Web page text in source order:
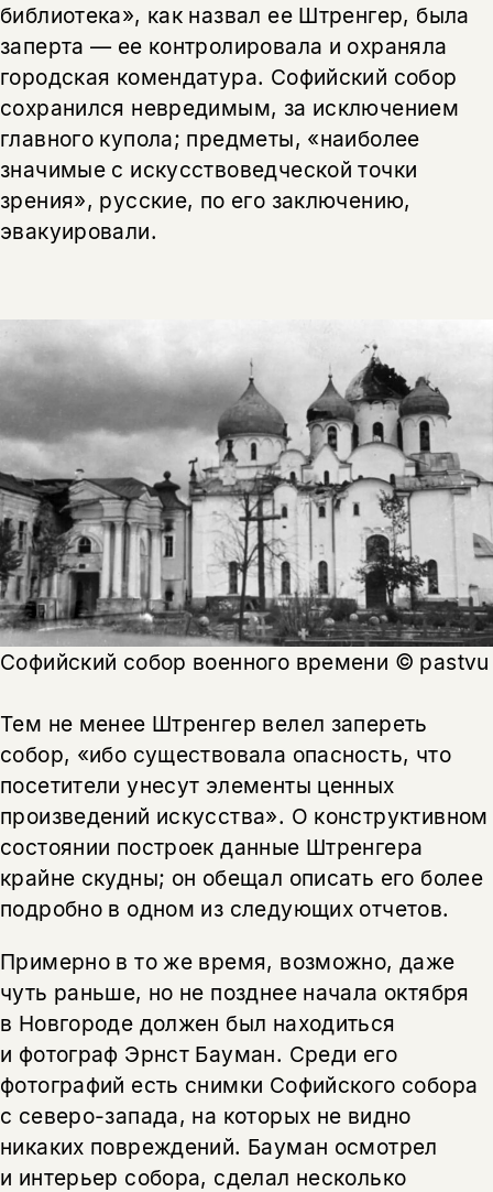
библиотека», как назвал ее Штренгер, была
заперта — ее контролировала и охраняла
городская комендатура. Софийский собор
сохранился невредимым, за исключением
главного купола; предметы, «наиболее
значимые с искусствоведческой точки
зрения», русские, по его заключению,
эвакуировали.
Софийский собор военного времени © pastvu
Тем не менее Штренгер велел запереть
собор, «ибо существовала опасность, что
посетители унесут элементы ценных
произведений искусства». О конструктивном
состоянии построек данные Штренгера
крайне скудны; он обещал описать его более
подробно в одном из следующих отчетов.
Примерно в то же время, возможно, даже
чуть раньше, но не позднее начала октября
в Новгороде должен был находиться
и фотограф Эрнст Бауман. Среди его
фотографий есть снимки Софийского собора
с северо-запада, на которых не видно
никаких повреждений. Бауман осмотрел
и интерьер собора, сделал несколько